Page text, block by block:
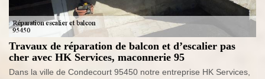
Travaux de réparation de balcon et d’escalier pas
cher avec HK Services, maconnerie 95
Dans la ville de Condecourt 95450 notre entreprise HK Services,